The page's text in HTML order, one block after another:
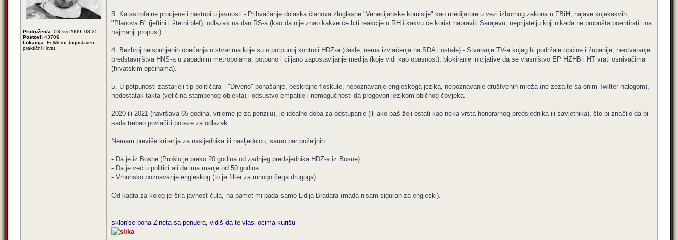
Pridružen/a: 03 svi 2009, 08:25
Postovi: 43709
Lokacija: Folklorni Jugoslaven,
praktični Hrvat
3. Katastrofalne procjene i nastupi u javnosti - Prihvaćanje dolaska članova zloglasne "Venecijanske komisije" kao medijatore u vezi izbornog zakona u FBiH, najave kojekakvih
"Planova B" (jeftini i štetni blef), odlazak na dan RS-a (kao da nije znao kakve će biti reakcije u RH i kakvu će korist napraviti Sarajevu, neprijatelju koji nikada ne propušta poentirati i na
najmanji propust).
4. Bezbroj neispunjenih obećanja u stvarima koje su u potpunoj kontroli HDZ-a (dakle, nema izvlačenja na SDA i ostale) - Stvaranje TV-a kojeg bi podržale općine i županije, neotvaranje
predstavništva HNS-a u zapadnim metropolama, potpuno i ciljano zapostavljanje medija (koje vidi kao opasnost), blokiranje inicijative da se vlasništvo EP HZHB i HT vrati osnivačima
(hrvatskim općinama).
5. U potpunosti zastarjeli tip političara - "Drveno" ponašanje, beskrajne floskule, nepoznavanje engleskoga jezika, nepoznavanje društvenih mreža (ne zezajte sa onim Twitter nalogom),
nedostatak takta (veličina stambenog objekta) i odsustvo empatije i nemogućnosti da progovori jezikom običnog čovjeka.
2020 ili 2021 (navršava 65 godina, vrijeme je za penziju), je idealno doba za odstupanje (ili ako baš želi ostati kao neka vrsta honorarnog predsjednika ili savjetnika), što bi značilo da bi
sada trebao povlačiti poteze za odlazak.
Nemam previše kriterija za nasljednika ili nasljednicu, samo par poželjnih:
- Da je iz Bosne (Prošlo je preko 20 godina od zadnjeg predsjednika HDZ-a iz Bosne).
- Da je već u politici ali da ima manje od 50 godina
- Vrhunsko poznavanje engleskog (to je filter za mnogo čega drugoga).
Od kadra za kojeg je šira javnost čula, na pamet mi pada samo Lidija Bradara (mada nisam siguran za engleski).
sklon'se bona Zineta sa penđera, vidiš da te vlasi oćima kurišu